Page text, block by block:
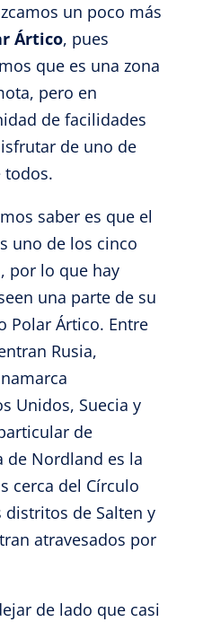
un poco más
Ártico, pues
que es una zona
pero en
de facilidades
de uno de
todos.
saber es que el
uno de los cinco
por lo que hay
una parte de su
Polar Ártico. Entre
Rusia,
Unidos, Suecia y
de
de Nordland es la
cerca del Círculo
de Salten y
atravesados por
de lado que casi